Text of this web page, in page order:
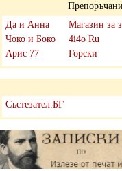
Да и Анна
Чоко и Боко
Арис 77
Магазин за
4i4o Ru
Горски
Състезател.БГ